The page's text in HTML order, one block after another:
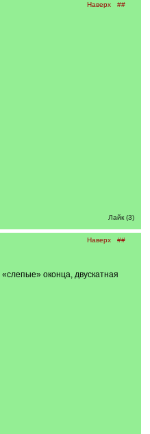
Наверх ##
Лайк (3)
Наверх ##
оконца, двускатная